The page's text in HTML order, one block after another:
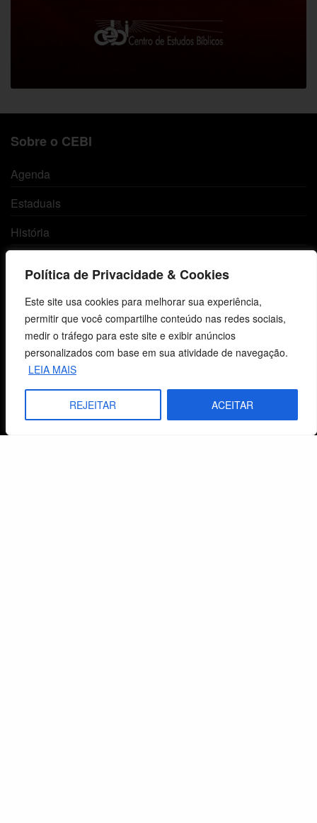
Política de Privacidade & Cookies
Este site usa cookies para melhorar sua experiência,
permitir que você compartilhe conteúdo nas redes sociais,
medir o tráfego para este site e exibir anúncios
personalizados com base em sua atividade de navegação.
LEIA MAIS
REJEITAR ACEITAR
Sobre o CEBI
Agenda
Estaduais
História
Política de Privacidade
Atendimento ao Cliente